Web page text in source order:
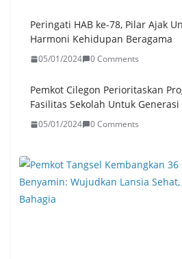
Peringati HAB ke-78, Pilar Ajak
Harmoni Kehidupan Beragama
05/01/2024 0 Comments
Pemkot Cilegon Perioritaskan
Fasilitas Sekolah Untuk
05/01/2024 0 Comments